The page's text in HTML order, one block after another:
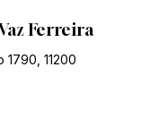
Ferreira
1790, 11200